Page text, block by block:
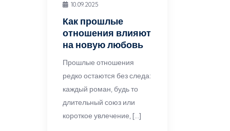
10.09.2025
Как прошлые
отношения влияют
на новую любовь
Прошлые отношения
редко остаются без следа:
каждый роман, будь то
длительный союз или
короткое увлечение, […]